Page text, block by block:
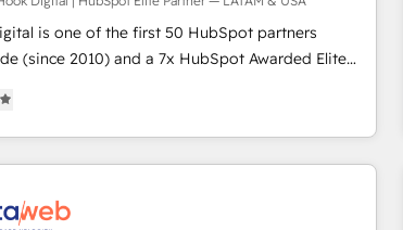
Your success is our success, and we’re all in
we’ll make sure
so you can focus on what matters most:
business and wowing your customers. Let’s
is one of the first 50 HubSpot partners
(since 2010) and a 7x HubSpot Awarded Elite
500+ projects across the U.S., Brazil, and
combine global expertise with regional
Today, we are Brazil’s largest HubSpot Elite
by companies across the Americas to scale
Hubs, plus migrations from Salesforce, Pipedrive,